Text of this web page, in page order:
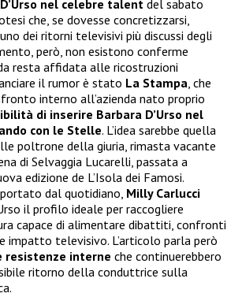
nel celebre talent del sabato
che, se dovesse concretizzarsi,
dei ritorni televisivi più discussi degli
però, non esistono conferme
resta affidata alle ricostruzioni
il rumor è stato La Stampa, che
interno all’azienda nato proprio
di inserire Barbara D’Urso nel
con le Stelle. L’idea sarebbe quella
poltrone della giuria, rimasta vacante
di Selvaggia Lucarelli, passata a
edizione de L’Isola dei Famosi.
dal quotidiano, Milly Carlucci
il profilo ideale per raccogliere
capace di alimentare dibattiti, confronti
impatto televisivo. L’articolo parla però
resistenze interne che continuerebbero
ritorno della conduttrice sulla